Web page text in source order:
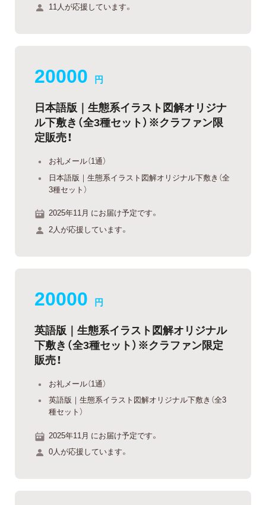
11人が応援しています。
20000 円
日本語版｜生態系イラスト図解オリジナ
ル下敷き（全3種セット）※クラファン限
定販売！
お礼メール（1通）
日本語版｜生態系イラスト図解オリジナル下敷き（全
3種セット）
2025年11月 にお届け予定です。
2人が応援しています。
20000 円
英語版｜生態系イラスト図解オリジナル
下敷き（全3種セット）※クラファン限定
販売！
お礼メール（1通）
英語版｜生態系イラスト図解オリジナル下敷き（全3
種セット）
2025年11月 にお届け予定です。
0人が応援しています。